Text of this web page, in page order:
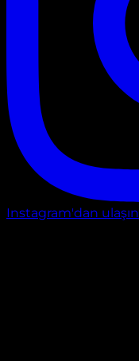
Instagram'dan ulaşın